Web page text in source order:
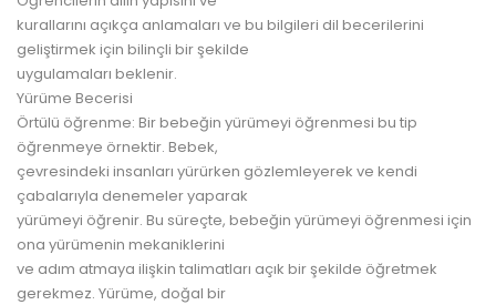
kurallarını açıkça anlamaları ve bu bilgileri dil becerilerini
geliştirmek için bilinçli bir şekilde
uygulamaları beklenir.
Yürüme Becerisi
Örtülü öğrenme: Bir bebeğin yürümeyi öğrenmesi bu tip
öğrenmeye örnektir. Bebek,
çevresindeki insanları yürürken gözlemleyerek ve kendi
çabalarıyla denemeler yaparak
yürümeyi öğrenir. Bu süreçte, bebeğin yürümeyi öğrenmesi için
ona yürümenin mekaniklerini
ve adım atmaya ilişkin talimatları açık bir şekilde öğretmek
gerekmez. Yürüme, doğal bir